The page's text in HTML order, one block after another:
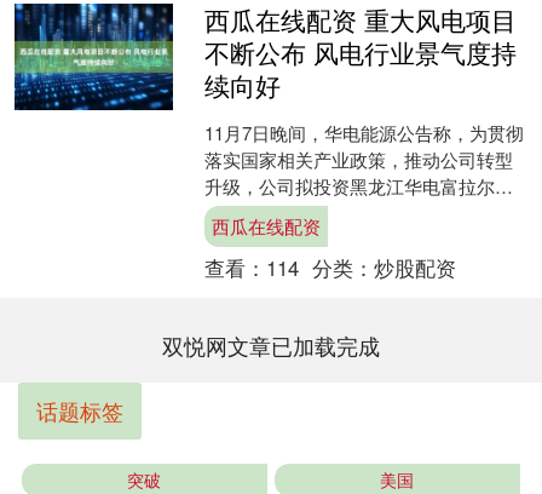
西瓜在线配资 重大风电项目
不断公布 风电行业景气度持
续向好
11月7日晚间，华电能源公告称，为贯彻
落实国家相关产业政策，推动公司转型
升级，公司拟投资黑龙江华电富拉尔基
发电厂2×66万千瓦“上大压小”热电联产
机组与新能源一....
西瓜在线配资
查看： 114 分类： 炒股配资
双悦网文章已加载完成
话题标签
突破 美国